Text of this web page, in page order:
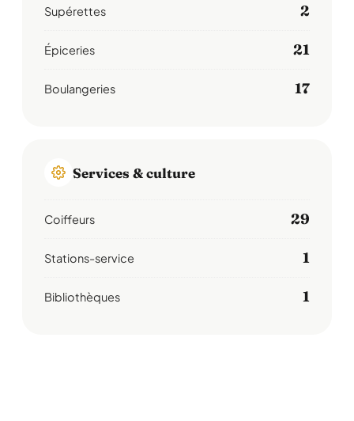
Supérettes 2
Épiceries 21
Boulangeries 17
Services & culture
Coiffeurs 29
Stations-service 1
Bibliothèques 1